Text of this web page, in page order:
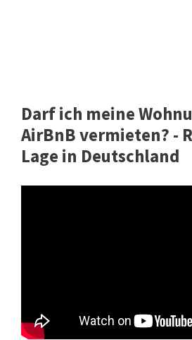
Darf ich meine
AirBnB vermieten? -
Lage in Deutschland